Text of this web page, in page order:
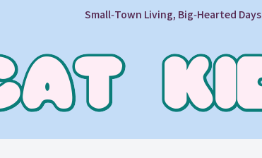
Small‑Town Living, Big‑Hearted Days